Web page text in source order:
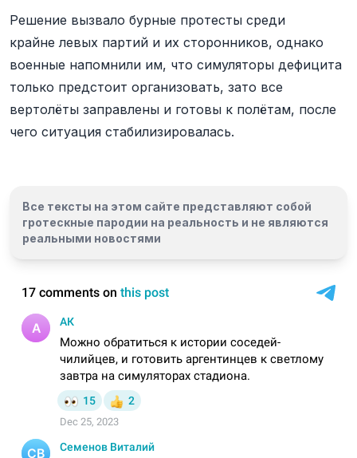
Решение вызвало бурные протесты среди
крайне левых партий и их сторонников, однако
военные напомнили им, что симуляторы дефицита
только предстоит организовать, зато все
вертолёты заправлены и готовы к полётам, после
чего ситуация стабилизировалась.
Все тексты на этом сайте представляют собой
гротескные пародии на реальность и не являются
реальными новостями